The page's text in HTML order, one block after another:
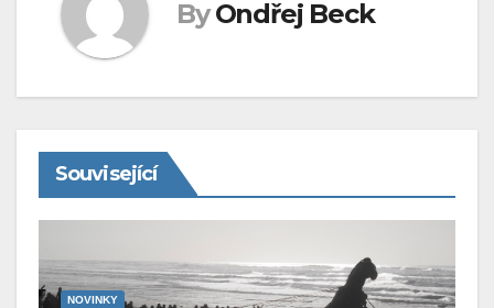
By Ondřej Beck
Související
NOVINKY